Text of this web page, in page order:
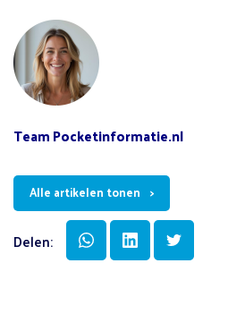
Team Pocketinformatie.nl
Alle artikelen tonen
Delen: